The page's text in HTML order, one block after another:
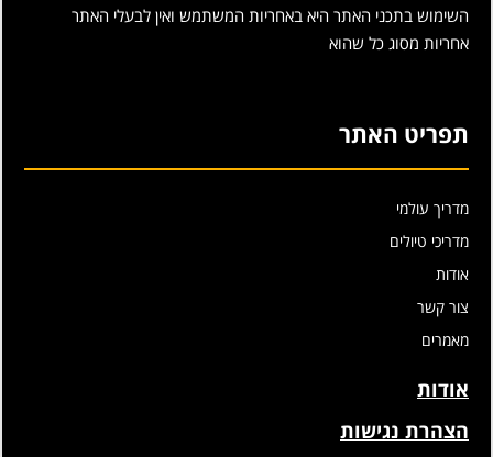
השימוש בתכני האתר היא באחריות המשתמש ואין לבעלי האתר
אחריות מסוג כל שהוא
תפריט האתר
מדריך עולמי
מדריכי טיולים
אודות
צור קשר
מאמרים
אודות
הצהרת נגישות